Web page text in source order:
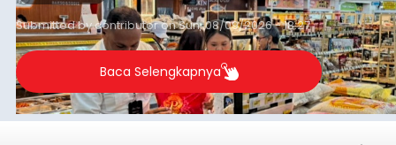
Submitted bycontributoronSun, 08/09/2026 - 18:27
Baca Selengkapnya